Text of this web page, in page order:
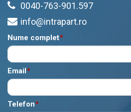
0040-763-901.597
info@intrapart.ro
*
Nume complet
*
Email
*
Telefon